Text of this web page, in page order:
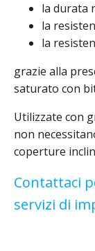
la durata
la
la
grazie alla
saturato con
Utilizzate con
non
coperture
Contattaci
servizi di